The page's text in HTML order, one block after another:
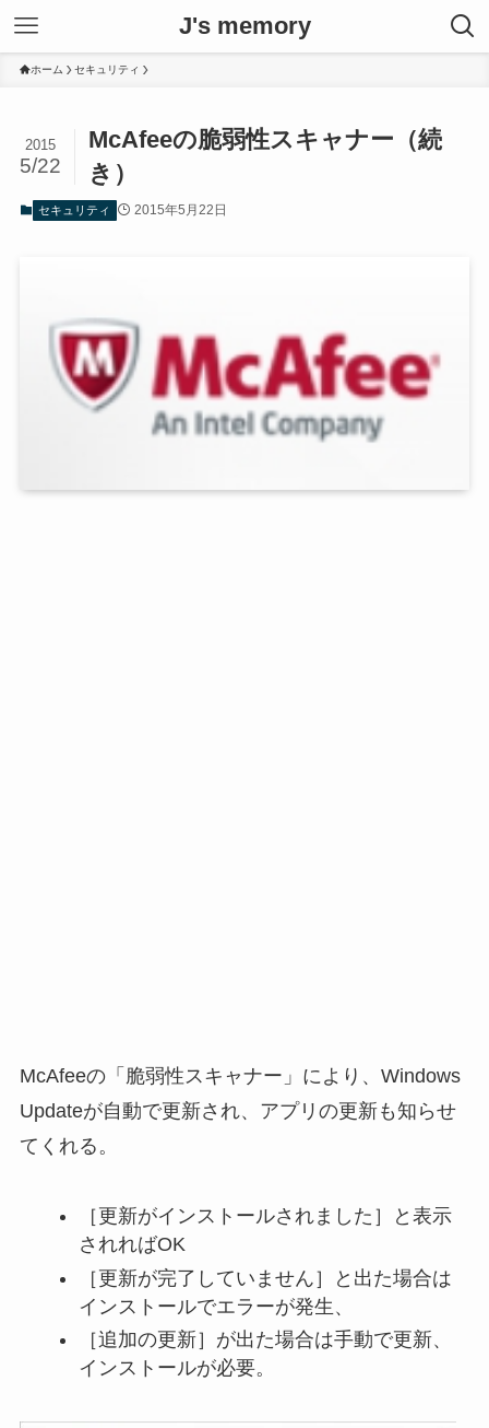
J's memory
ホーム セキュリティ
McAfeeの脆弱性スキャナー（続
き）
2015
5/22
セキュリティ 2015年5月22日
McAfeeの「脆弱性スキャナー」により、Windows
Updateが自動で更新され、アプリの更新も知らせ
てくれる。
［更新がインストールされました］と表示
されればOK
［更新が完了していません］と出た場合は
インストールでエラーが発生、
［追加の更新］が出た場合は手動で更新、
インストールが必要。